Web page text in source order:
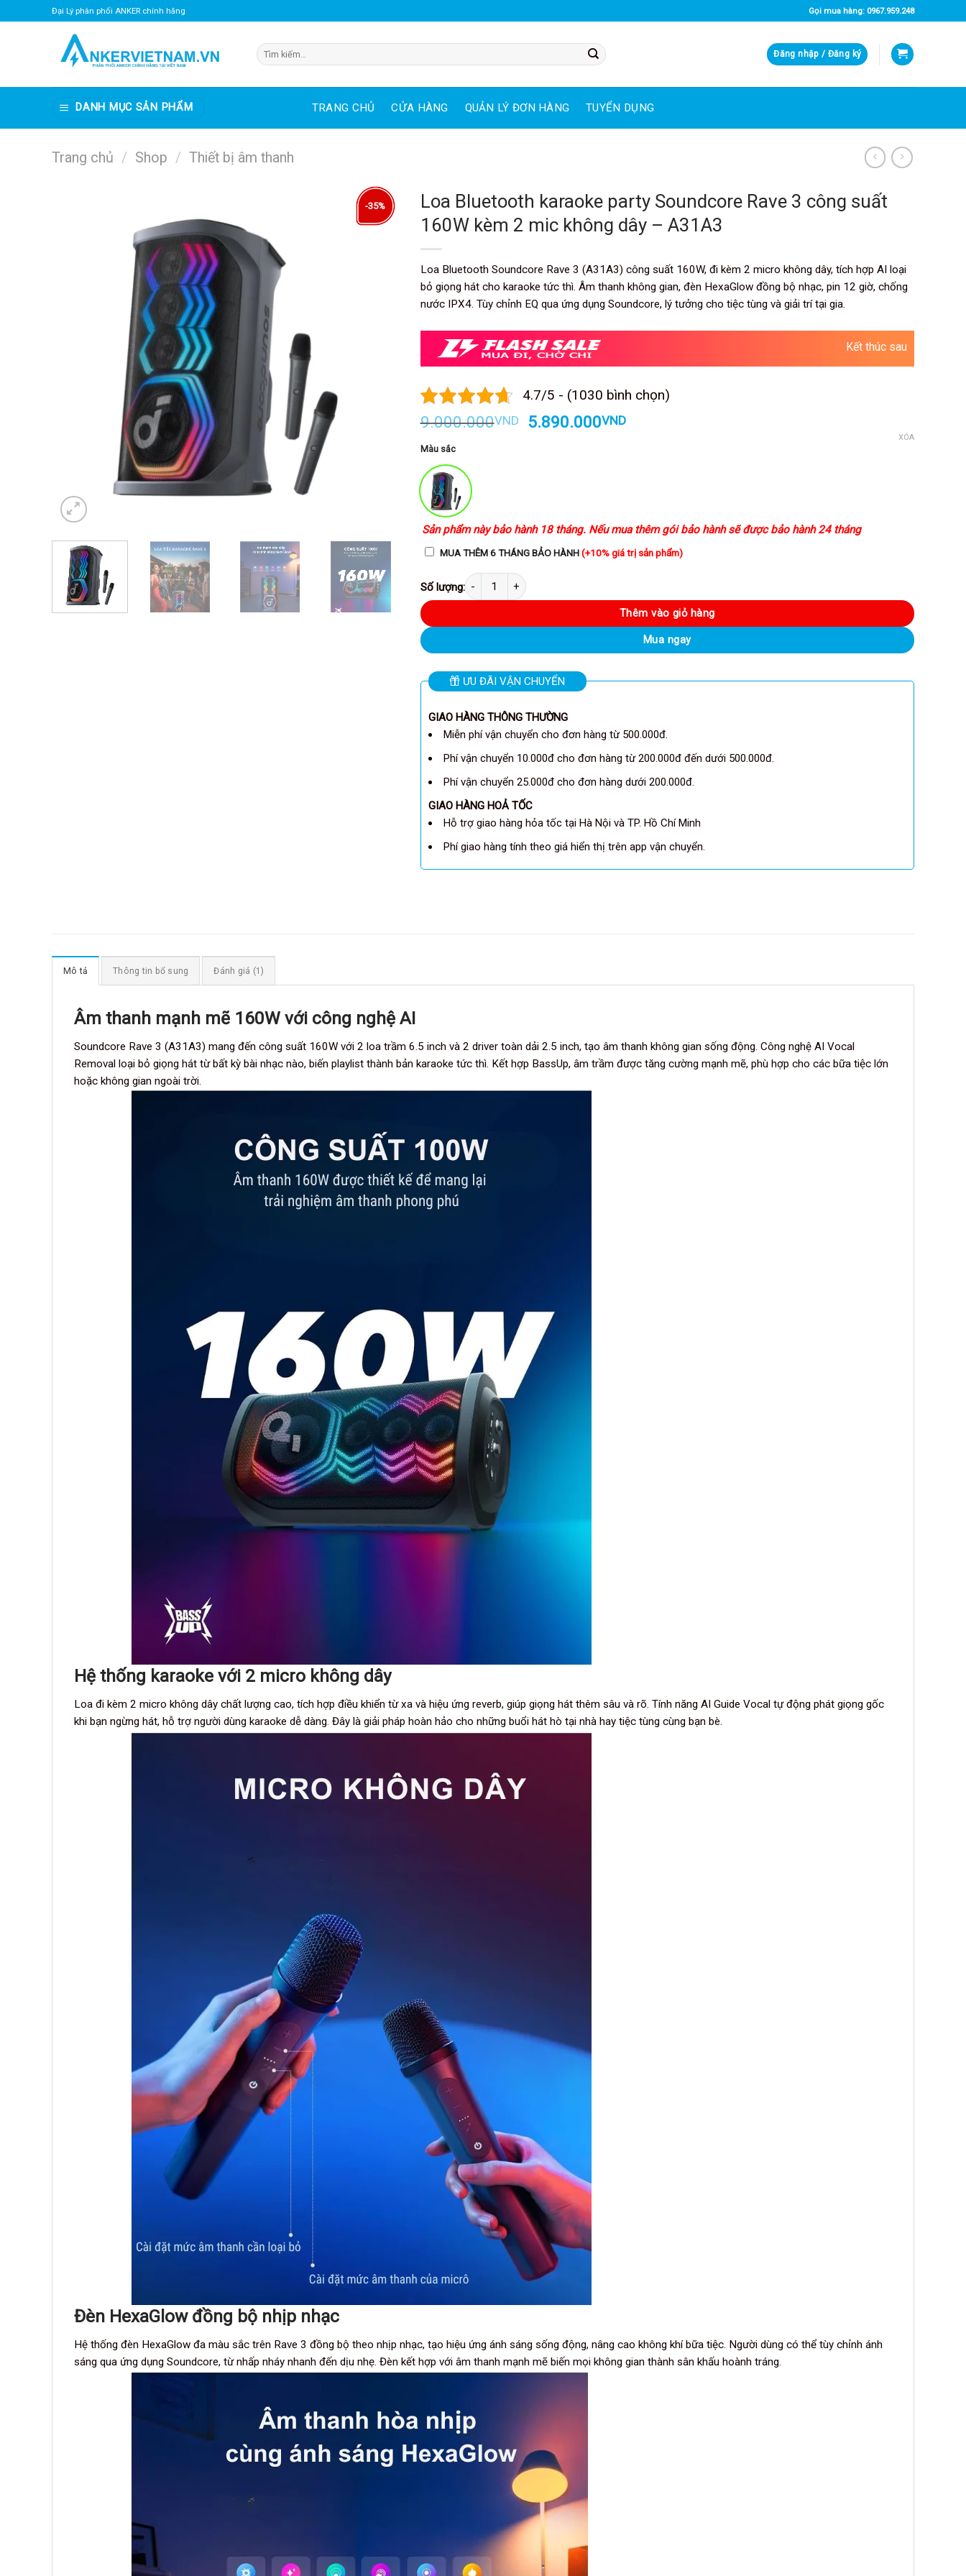
qua
Đại Lý phân phối ANKER chính hãng Gọi mua hàng: 0967.959.248
Tìm
kiếm:
Đăng nhập / Đăng ký
DANH MỤC SẢN PHẨM TRANG CHỦ CỬA HÀNG QUẢN LÝ ĐƠN HÀNG TUYỂN DỤNG
Trang chủ / Shop / Thiết bị âm thanh
-35%
Loa Bluetooth karaoke party Soundcore Rave 3 công suất
160W kèm 2 mic không dây – A31A3
Loa Bluetooth Soundcore Rave 3 (A31A3) công suất 160W, đi kèm 2 micro không dây, tích hợp AI loại
bỏ giọng hát cho karaoke tức thì. Âm thanh không gian, đèn HexaGlow đồng bộ nhạc, pin 12 giờ, chống
nước IPX4. Tùy chỉnh EQ qua ứng dụng Soundcore, lý tưởng cho tiệc tùng và giải trí tại gia.
Kết thúc sau
4.7/5 - (1030 bình chọn)
9.000.000VND
Giá
5.890.000VNDGiá
Màu sắc
XÓA
Sản phẩm này bảo hành 18 tháng. Nếu mua thêm gói bảo hành sẽ được bảo hành 24 tháng
MUA THÊM 6 THÁNG BẢO HÀNH(+10% giá trị sản phẩm)
Loa Bluetooth karaoke party Soundcore Rave 3 công suất 160W kèm 2 mic không dây - A31A3 số lượng
Thêm vào giỏ hàng
Mua ngay
ƯU ĐÃI VẬN CHUYỂN
GIAO HÀNG THÔNG THƯỜNG
Miễn phí vận chuyển cho đơn hàng từ 500.000đ.
Phí vận chuyển 10.000đ cho đơn hàng từ 200.000đ đến dưới 500.000đ.
Phí vận chuyển 25.000đ cho đơn hàng dưới 200.000đ.
GIAO HÀNG HOẢ TỐC
Hỗ trợ giao hàng hỏa tốc tại Hà Nội và TP. Hồ Chí Minh
Phí giao hàng tính theo giá hiển thị trên app vận chuyển.
Mô tả Thông tin bổ sung Đánh giá (1)
Âm thanh mạnh mẽ 160W với công nghệ AI
Soundcore Rave 3 (A31A3) mang đến công suất 160W với 2 loa trầm 6.5 inch và 2 driver toàn dải 2.5 inch, tạo âm thanh không gian sống động. Công nghệ AI Vocal
Removal loại bỏ giọng hát từ bất kỳ bài nhạc nào, biến playlist thành bản karaoke tức thì. Kết hợp BassUp, âm trầm được tăng cường mạnh mẽ, phù hợp cho các bữa tiệc lớn
hoặc không gian ngoài trời.
Hệ thống karaoke với 2 micro không dây
Loa đi kèm 2 micro không dây chất lượng cao, tích hợp điều khiển từ xa và hiệu ứng reverb, giúp giọng hát thêm sâu và rõ. Tính năng AI Guide Vocal tự động phát giọng gốc
khi bạn ngừng hát, hỗ trợ người dùng karaoke dễ dàng. Đây là giải pháp hoàn hảo cho những buổi hát hò tại nhà hay tiệc tùng cùng bạn bè.
Đèn HexaGlow đồng bộ nhịp nhạc
Hệ thống đèn HexaGlow đa màu sắc trên Rave 3 đồng bộ theo nhịp nhạc, tạo hiệu ứng ánh sáng sống động, nâng cao không khí bữa tiệc. Người dùng có thể tùy chỉnh ánh
sáng qua ứng dụng Soundcore, từ nhấp nháy nhanh đến dịu nhẹ. Đèn kết hợp với âm thanh mạnh mẽ biến mọi không gian thành sân khấu hoành tráng.